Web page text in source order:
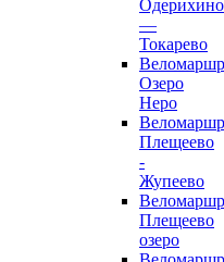
Одерихино
—
Токарево
Озеро
Неро
Плещеево
-
Жупеево
Плещеево
озеро